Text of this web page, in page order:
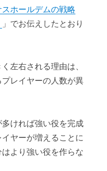
スホールデムの戦略
」でお伝えしたとおり
左右される理由は、
レイヤーの人数が異
ければ強い役を完成
ヤーが増えることに
より強い役を作らな